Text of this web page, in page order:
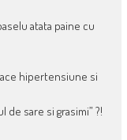
atata paine cu
hipertensiune si
de sare si grasimi” ?!